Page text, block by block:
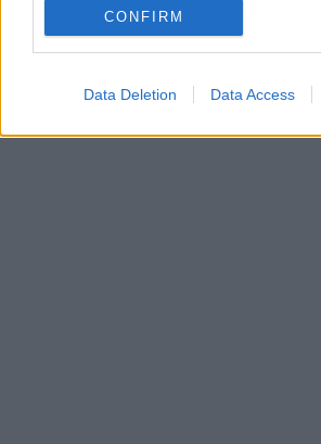
CONFIRM
Data Deletion Data Access